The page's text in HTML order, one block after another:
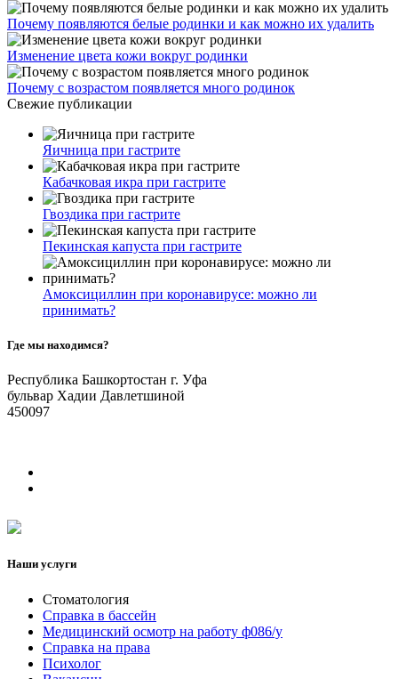
Почему появляются белые родинки и как можно их удалить
Изменение цвета кожи вокруг родинки
Почему с возрастом появляется много родинок
Свежие публикации
Яичница при гастрите
Кабачковая икра при гастрите
Гвоздика при гастрите
Пекинская капуста при гастрите
Амоксициллин при коронавирусе: можно ли
принимать?
Где мы находимся?
Республика Башкортостан г. Уфа
бульвар Хадии Давлетшиной
450097
Наши услуги
Стоматология
Справка в бассейн
Медицинский осмотр на работу ф086/у
Справка на права
Психолог